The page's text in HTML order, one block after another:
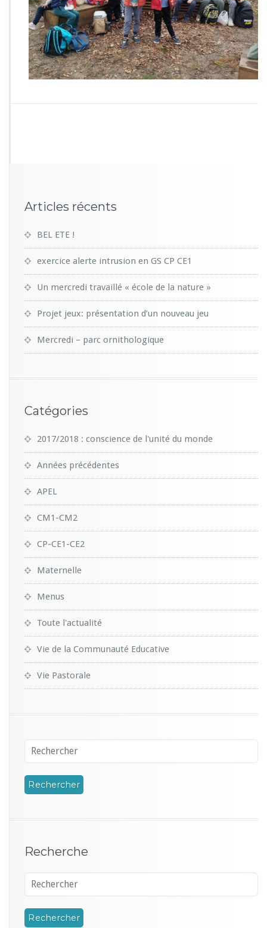
6
0
3
1
6
_
1
2
Articles récents
BEL ETE !
exercice alerte intrusion en GS CP CE1
Un mercredi travaillé « école de la nature »
Projet jeux: présentation d’un nouveau jeu
Mercredi – parc ornithologique
Catégories
2017/2018 : conscience de l'unité du monde
Années précédentes
APEL
CM1-CM2
CP-CE1-CE2
Maternelle
Menus
Toute l'actualité
Vie de la Communauté Educative
Vie Pastorale
Recherche